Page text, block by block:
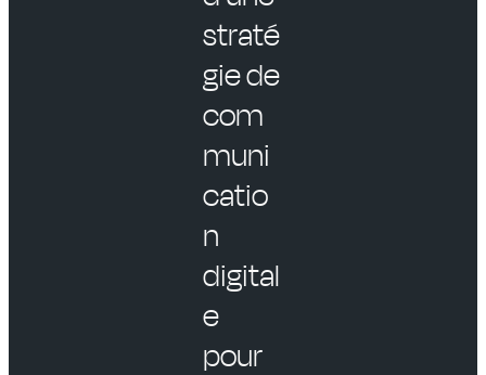
straté
gie de
com
muni
catio
n
digital
e
pour